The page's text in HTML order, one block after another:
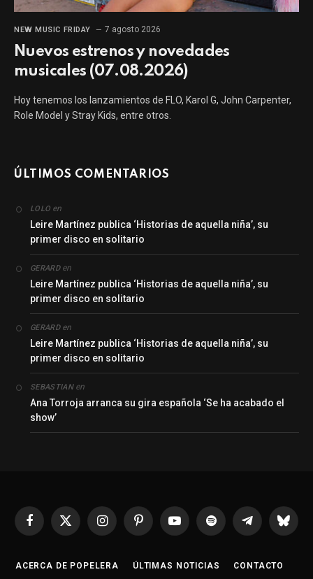
NEW MUSIC FRIDAY 7 agosto 2026
Nuevos estrenos y novedades
musicales (07.08.2026)
Hoy tenemos los lanzamientos de FLO, Karol G, John Carpenter,
Role Model y Stray Kids, entre otros.
ÚLTIMOS COMENTARIOS
LOLO en
Leire Martínez publica ‘Historias de aquella niña’, su
primer disco en solitario
GERARDen
Leire Martínez publica ‘Historias de aquella niña’, su
primer disco en solitario
GERARDen
Leire Martínez publica ‘Historias de aquella niña’, su
primer disco en solitario
SEBASTIANen
Ana Torroja arranca su gira española ‘Se ha acabado el
show’
Facebook
X
InstagramPinterestYouTubeSpotify Telegrama
ACERCA DE POPELERA ÚLTIMAS NOTICIAS CONTACTO